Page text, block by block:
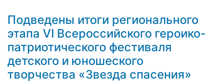
Подведены итоги регионального
этапа VI Всероссийского героико-
патриотического фестиваля
детского и юношеского
творчества «Звезда спасения»